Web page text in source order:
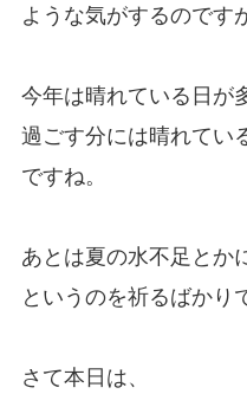
ような気がするのです
今年は晴れている日が
過ごす分には晴れてい
ですね。
あとは夏の水不足とか
というのを祈るばかり
さて本日は、